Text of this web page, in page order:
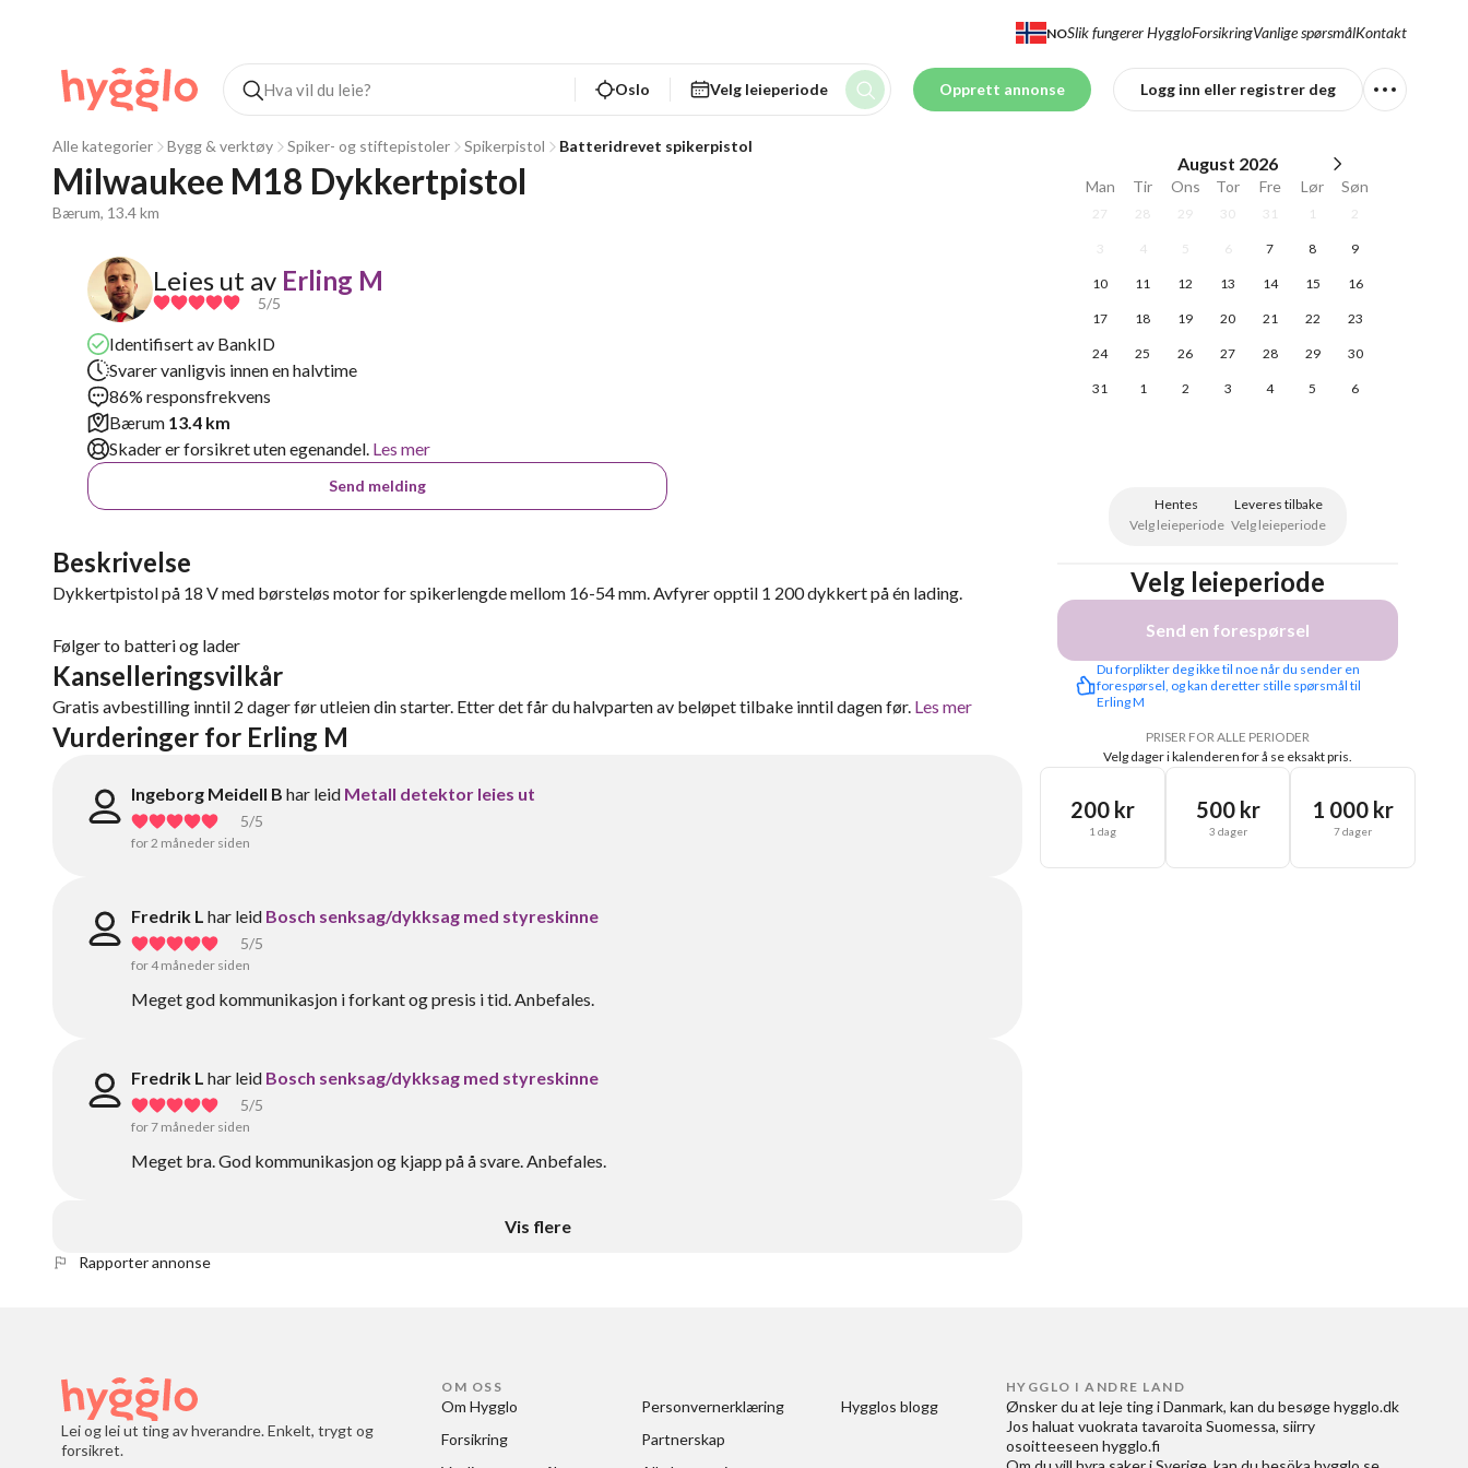
NOSlik fungerer HyggloForsikringVanlige spørsmålKontakt
Oslo Velg leieperiode Opprett annonse Logg inn eller registrer deg
Alle kategorier Bygg & verktøy Spiker- og stiftepistoler Spikerpistol Batteridrevet spikerpistol
Milwaukee M18 Dykkertpistol
Bærum, 13.4 km
Leies ut av Erling M
5/5
Identifisert av BankID
Svarer vanligvis innen en halvtime
86% responsfrekvens
Bærum 13.4 km
Skader er forsikret uten egenandel. Les mer
Send melding
Beskrivelse
Dykkertpistol på 18 V med børsteløs motor for spikerlengde mellom 16-54 mm. Avfyrer opptil 1 200 dykkert på én lading.
Følger to batteri og lader
Kanselleringsvilkår
Gratis avbestilling inntil 2 dager før utleien din starter. Etter det får du halvparten av beløpet tilbake inntil dagen før. Les mer
Vurderinger for Erling M
Ingeborg Meidell B har leid Metall detektor leies ut
5/5
for 2 måneder siden
Fredrik L har leid Bosch senksag/dykksag med styreskinne
5/5
for 4 måneder siden
Meget god kommunikasjon i forkant og presis i tid. Anbefales.
Fredrik L har leid Bosch senksag/dykksag med styreskinne
5/5
for 7 måneder siden
Meget bra. God kommunikasjon og kjapp på å svare. Anbefales.
Vis flere
August 2026
Man Tir Ons Tor Fre Lør Søn
27 28 29 30 31 1 2
3 4 5 6 7 8 9
10 11 12 13 14 15 16
17 18 19 20 21 22 23
24 25 26 27 28 29 30
31 1 2 3 4 5 6
Hentes
Velg leieperiode
Leveres tilbake
Velg leieperiode
Velg leieperiode
Send en forespørsel
Du forplikter deg ikke til noe når du sender en
forespørsel, og kan deretter stille spørsmål til
Erling M
PRISER FOR ALLE PERIODER
Velg dager i kalenderen for å se eksakt pris.
200 kr
1 dag
500 kr
3 dager
1 000 kr
7 dager
Rapporter annonse
Lei og lei ut ting av hverandre. Enkelt, trygt og
forsikret.
OM OSS
Om Hygglo
Forsikring
Personvernerklæring
Partnerskap
Hygglos blogg
HYGGLO I ANDRE LAND
Ønsker du at leje ting i Danmark, kan du besøge hygglo.dk
Jos haluat vuokrata tavaroita Suomessa, siirry
osoitteeseen hygglo.fi